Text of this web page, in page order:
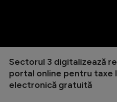
Sectorul 3 digitalizează
portal online pentru taxe
electronică gratuită